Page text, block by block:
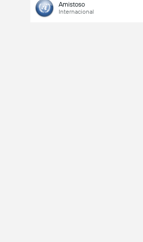
Amistoso
Internacional